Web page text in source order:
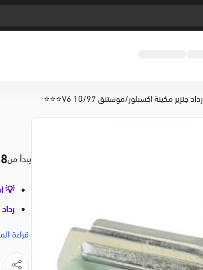
رداد جنزير مكينة اكسبلور/موستنق 10/97 V6⭐⭐⭐
يبدأ من
💡
رداد
📝قراءة